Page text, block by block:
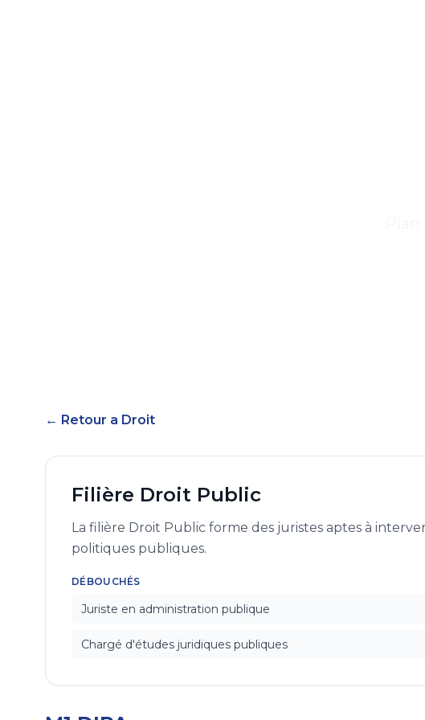
← Retour a Droit
Filière Droit Public
La filière Droit Public forme des juristes aptes à
politiques publiques.
DÉBOUCHÉS
Juriste en administration publique
Chargé d'études juridiques publiques